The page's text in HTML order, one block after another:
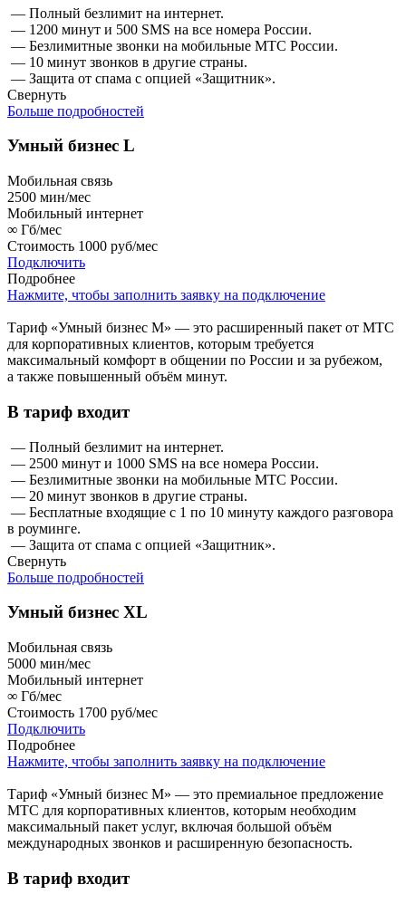
— Полный безлимит на интернет.
— 1200 минут и 500 SMS на все номера России.
— Безлимитные звонки на мобильные МТС России.
— 10 минут звонков в другие страны.
— Защита от спама с опцией «Защитник».
Свернуть
Больше подробностей
Умный бизнес L
Мобильная связь
2500 мин/мес
Мобильный интернет
∞ Гб/мес
Стоимость 1000 руб/мес
Подключить
Подробнее
Нажмите, чтобы заполнить заявку на подключение
Тариф «Умный бизнес М» — это расширенный пакет от МТС
для корпоративных клиентов, которым требуется
максимальный комфорт в общении по России и за рубежом,
а также повышенный объём минут.
В тариф входит
— Полный безлимит на интернет.
— 2500 минут и 1000 SMS на все номера России.
— Безлимитные звонки на мобильные МТС России.
— 20 минут звонков в другие страны.
— Бесплатные входящие с 1 по 10 минуту каждого разговора
в роуминге.
— Защита от спама с опцией «Защитник».
Свернуть
Больше подробностей
Умный бизнес XL
Мобильная связь
5000 мин/мес
Мобильный интернет
∞ Гб/мес
Стоимость 1700 руб/мес
Подключить
Подробнее
Нажмите, чтобы заполнить заявку на подключение
Тариф «Умный бизнес М» — это премиальное предложение
МТС для корпоративных клиентов, которым необходим
максимальный пакет услуг, включая большой объём
международных звонков и расширенную безопасность.
В тариф входит